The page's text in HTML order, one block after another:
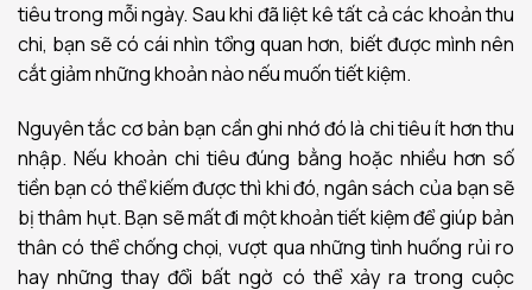
tiêu trong mỗi ngày. Sau khi đã liệt kê tất cả các khoản thu
chi, bạn sẽ có cái nhìn tổng quan hơn, biết được mình nên
cắt giảm những khoản nào nếu muốn tiết kiệm.
Nguyên tắc cơ bản bạn cần ghi nhớ đó là chi tiêu ít hơn thu
nhập. Nếu khoản chi tiêu đúng bằng hoặc nhiều hơn số
tiền bạn có thể kiếm được thì khi đó, ngân sách của bạn sẽ
bị thâm hụt. Bạn sẽ mất đi một khoản tiết kiệm để giúp bản
thân có thể chống chọi, vượt qua những tình huống rủi ro
hay những thay đổi bất ngờ có thể xảy ra trong cuộc